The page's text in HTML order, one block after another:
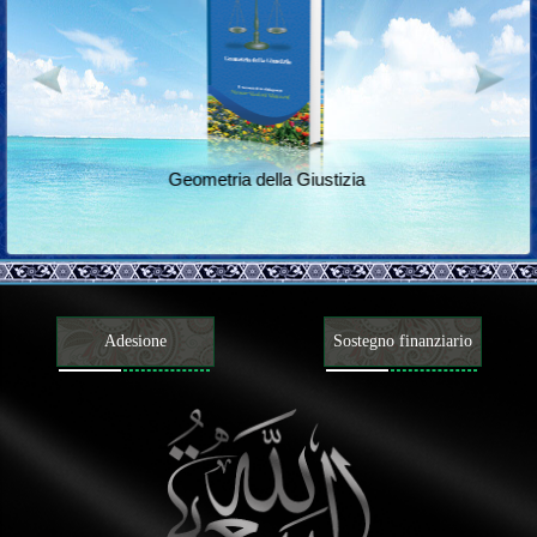
Geometria della Giustizia
Adesione Sostegno finanziario